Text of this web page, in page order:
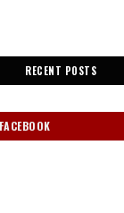
RECENT POSTS
FACEBOOK